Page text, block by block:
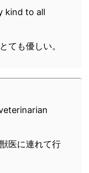
kind to all
ても優しい。
医に連れて行